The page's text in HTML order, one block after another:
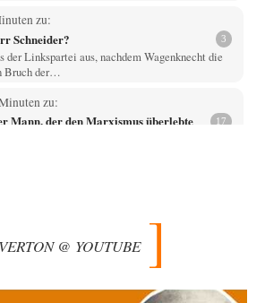
zu:
Schneider? 3
der Linkspartei aus, nachdem Wagenknecht die
Bruch der…
zu:
Mann, der den Marxismus überlebte 17
Marokko" nicht auch…
Mythos« 69
@ YOUTUBE